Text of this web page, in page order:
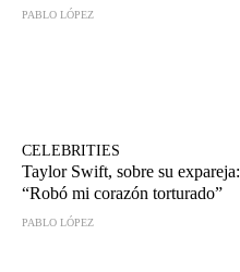
PABLO LÓPEZ
CELEBRITIES
Taylor Swift, sobre su expareja:
“Robó mi corazón torturado”
PABLO LÓPEZ